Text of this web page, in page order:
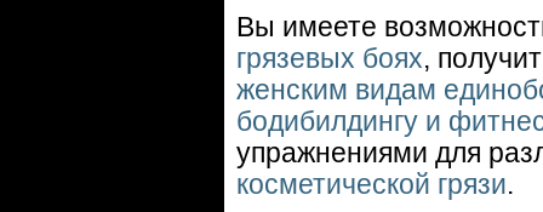
Вы имеете
грязевых боях,
женским видам
бодибилдингу и
упражнениями для
косметической грязи.